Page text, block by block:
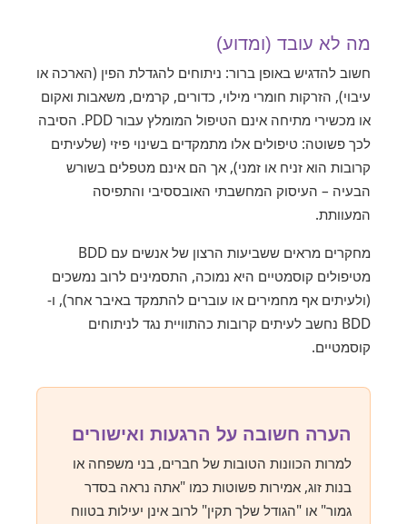
מה לא עובד (ומדוע)
חשוב להדגיש באופן ברור: ניתוחים להגדלת הפין (הארכה או
עיבוי), הזרקות חומרי מילוי, כדורים, קרמים, משאבות ואקום
או מכשירי מתיחה אינם הטיפול המומלץ עבור PDD. הסיבה
לכך פשוטה: טיפולים אלו מתמקדים בשינוי פיזי (שלעיתים
קרובות הוא זניח או זמני), אך הם אינם מטפלים בשורש
הבעיה – העיסוק המחשבתי האובססיבי והתפיסה
המעוותת.
מחקרים מראים ששביעות הרצון של אנשים עם BDD
מטיפולים קוסמטיים היא נמוכה, התסמינים לרוב נמשכים
(ולעיתים אף מחמירים או עוברים להתמקד באיבר אחר), ו-
BDD נחשב לעיתים קרובות כהתוויית נגד לניתוחים
קוסמטיים.
הערה חשובה על הרגעות ואישורים
למרות הכוונות הטובות של חברים, בני משפחה או
בנות זוג, אמירות פשוטות כמו "אתה נראה בסדר
גמור" או "הגודל שלך תקין" לרוב אינן יעילות בטווח